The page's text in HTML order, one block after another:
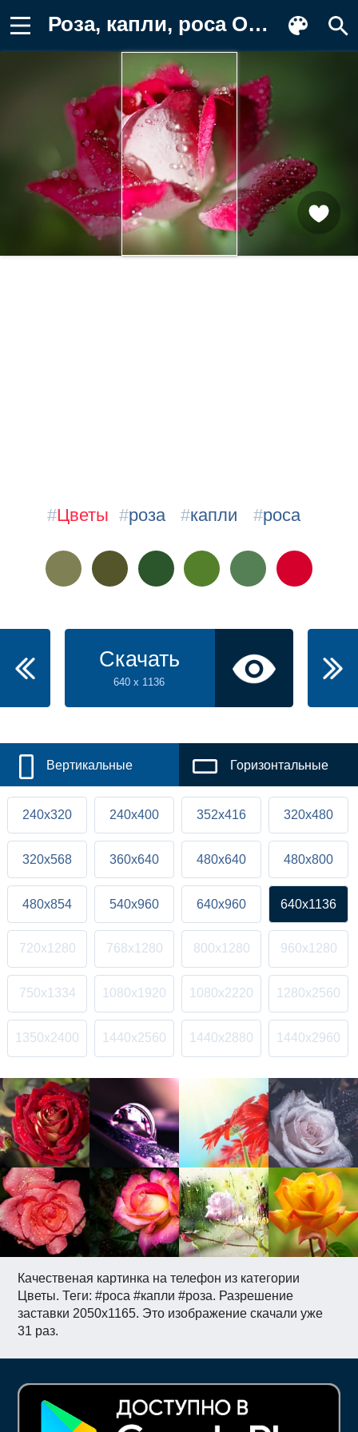
Роза, капли, роса Обои
Качественая картинка на телефон из категории
Цветы. Теги: #роса #капли #роза. Разрешение
заставки 2050x1165. Это изображение скачали уже
31 раз.
#Цветы #роза #капли #роса
Скачать
640 x 1136
Вертикальные Горизонтальные
240x320 240x400 352x416 320x480
320x568 360x640 480x640 480x800
480x854 540x960 640x960 640x1136
720x1280 768x1280 800x1280 960x1280
750x1334 1080x1920 1080x2220 1280x2560
1350x2400 1440x2560 1440x2880 1440x2960